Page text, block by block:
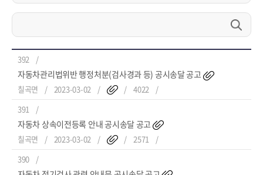
392
자동차관리법위반 행정처분(검사경과 등) 공시송달 공고
칠곡면 2023-03-02
4022
391
자동차 상속이전등록 안내 공시송달 공고
칠곡면 2023-03-02
2571
390